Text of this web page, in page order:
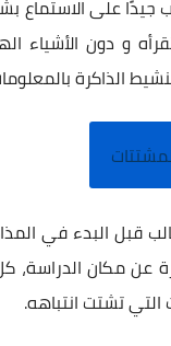
على الاستماع
و دون الأشياء
الذاكرة
قبل البدء في
عن مكان الدراسة،
تشتت انتباهه.